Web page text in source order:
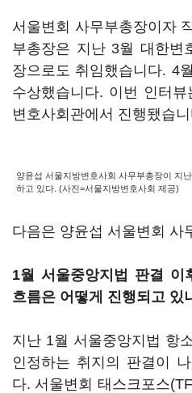
서울변회 사무부총장이자
부총장은 지난 3월 대한변
장으로도 취임했습니다. 4
수상했습니다. 이번 인터
변호사회관에서 진행됐습
양윤섭 서울지방변호사회 사무부총장이 지
하고 있다. (사진=서울지방변호사회 제공)
다음은 양윤섭 서울변회 사
1월 서울중앙지법 판결 이
흐름은 어떻게 진행되고 있
지난 1월 서울중앙지법 항
인정하는 취지의 판결이
다. 서울변회 태스크포스